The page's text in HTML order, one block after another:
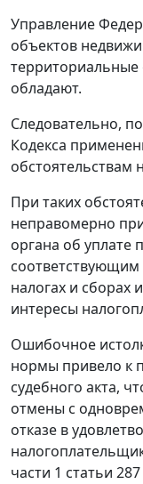
Управление
объектов
обладают.
Следовательно,
Кодекса
обстоятельствам
При таких
неправомерно
органа об уплате
соответствующим
налогах и
интересы
Ошибочное
нормы привело к
судебного акта,
отмены с
отказе в
части 1 статьи 287